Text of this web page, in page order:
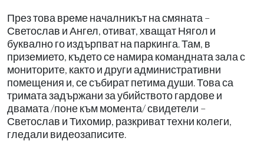
През това време началникът на смяната –
Светослав и Ангел, отиват, хващат Нягол и
буквално го издърпват на паркинга. Там, в
приземието, където се намира командната зала с
мониторите, както и други административни
помещения и, се събират петима души. Това са
тримата задържани за убийството гардове и
двамата /поне към момента/ свидетели –
Светослав и Тихомир, разкриват техни колеги,
гледали видеозаписите.